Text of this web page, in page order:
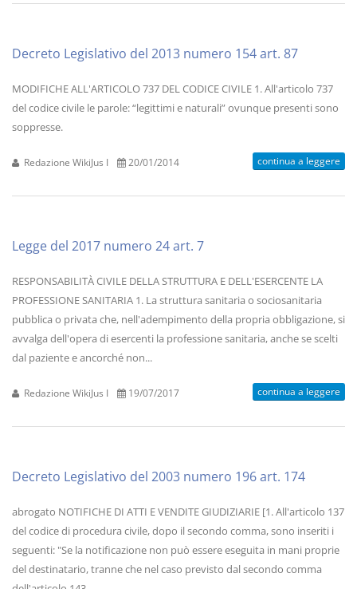
Decreto Legislativo del 2013 numero 154 art. 87
MODIFICHE ALL'ARTICOLO 737 DEL CODICE CIVILE 1. All'articolo 737
del codice civile le parole: “legittimi e naturali” ovunque presenti sono
soppresse.
Redazione WikiJus I 20/01/2014 continua a leggere
Legge del 2017 numero 24 art. 7
RESPONSABILITÀ CIVILE DELLA STRUTTURA E DELL'ESERCENTE LA
PROFESSIONE SANITARIA 1. La struttura sanitaria o sociosanitaria
pubblica o privata che, nell'adempimento della propria obbligazione, si
avvalga dell'opera di esercenti la professione sanitaria, anche se scelti
dal paziente e ancorché non...
Redazione WikiJus I 19/07/2017 continua a leggere
Decreto Legislativo del 2003 numero 196 art. 174
abrogato NOTIFICHE DI ATTI E VENDITE GIUDIZIARIE [1. All'articolo 137
del codice di procedura civile, dopo il secondo comma, sono inseriti i
seguenti: "Se la notificazione non può essere eseguita in mani proprie
del destinatario, tranne che nel caso previsto dal secondo comma